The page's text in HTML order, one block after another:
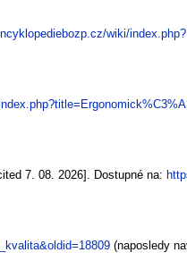
wiki/index.php?
7. 08. 2026]. Dostupné na:
(naposledy